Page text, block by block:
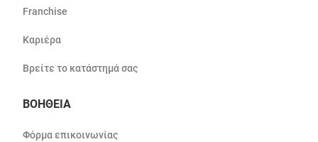
Franchise
Καριέρα
Βρείτε το κατάστημά σας
ΒΟΗΘΕΙΑ
Φόρμα επικοινωνίας